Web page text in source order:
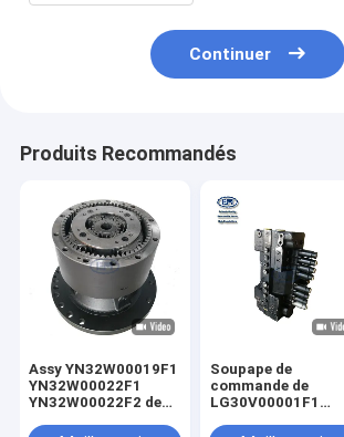
Continuer
Produits Recommandés
Assy YN32W00019F1
YN32W00022F1
YN32W00022F2 de
Soupape de
commande de
LG30V00001F1